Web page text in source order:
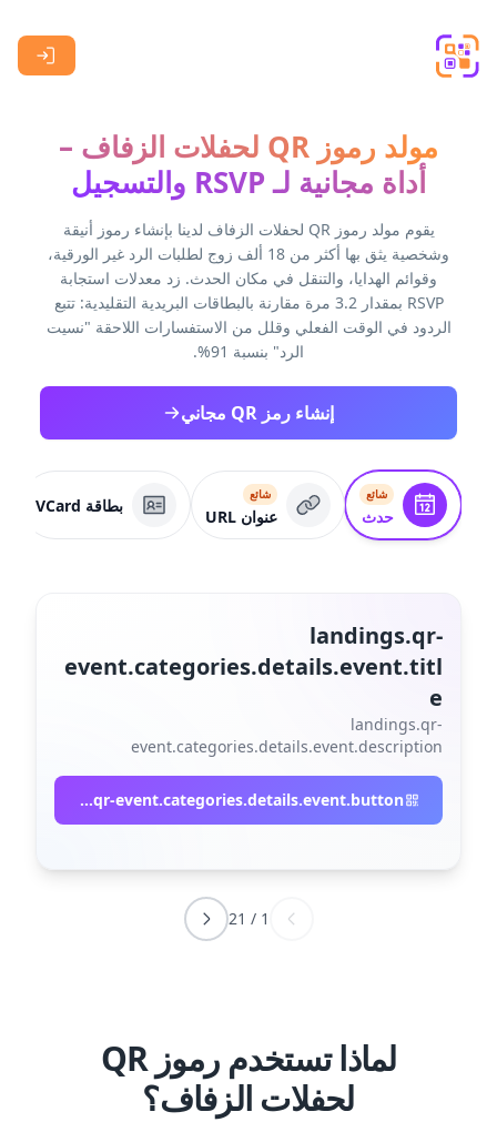
مولد رموز QR لحفلات الزفاف –
أداة مجانية لـ RSVP والتسجيل
يقوم مولد رموز QR لحفلات الزفاف لدينا بإنشاء رموز أنيقة
وشخصية يثق بها أكثر من 18 ألف زوج لطلبات الرد غير الورقية،
وقوائم الهدايا، والتنقل في مكان الحدث. زد معدلات استجابة
RSVP بمقدار 3.2 مرة مقارنة بالبطاقات البريدية التقليدية: تتبع
الردود في الوقت الفعلي وقلل من الاستفسارات اللاحقة "نسيت
الرد" بنسبة 91%.
إنشاء رمز QR مجاني
شائع
حدث
شائع
عنوان URL
بطاقة VCard
landings.qr-
event.categories.details.event.titl
e
landings.qr-
event.categories.details.event.description
landings.qr-event.categories.details.event.button
1
/
21
لماذا تستخدم رموز QR
لحفلات الزفاف؟